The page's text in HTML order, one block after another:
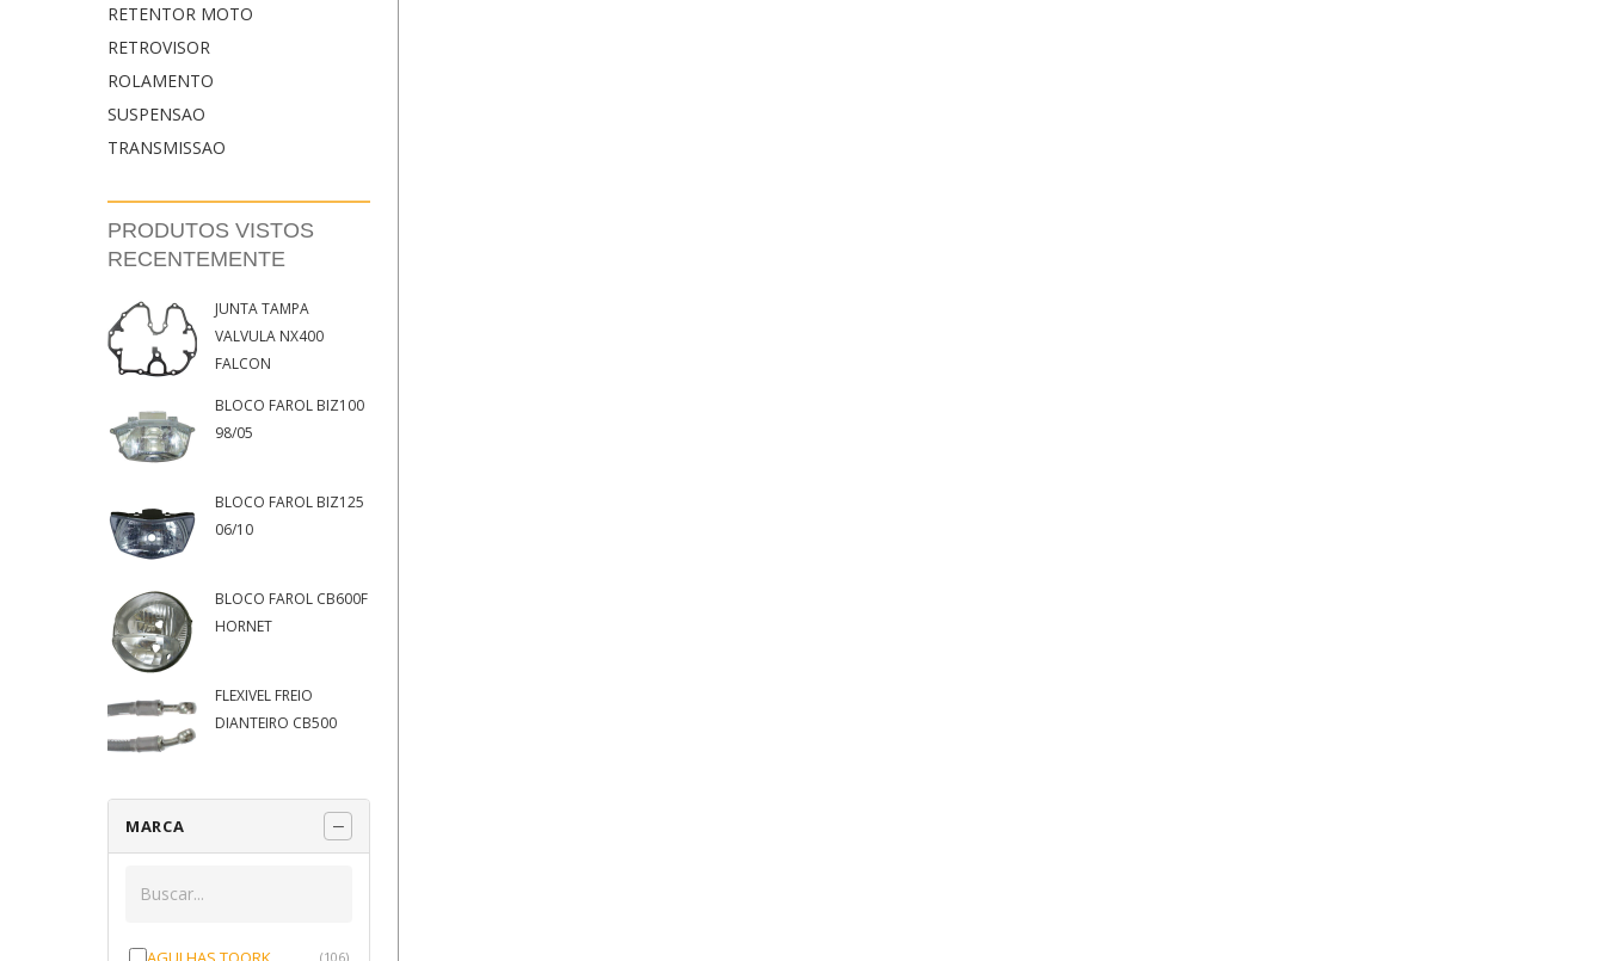
RETENTOR MOTO
RETROVISOR
ROLAMENTO
SUSPENSAO
TRANSMISSAO
PRODUTOS VISTOS
RECENTEMENTE
JUNTA TAMPA
VALVULA NX400
FALCON
BLOCO FAROL BIZ100
98/05
BLOCO FAROL BIZ125
06/10
BLOCO FAROL CB600F
HORNET
FLEXIVEL FREIO
DIANTEIRO CB500
MARCA
(106)